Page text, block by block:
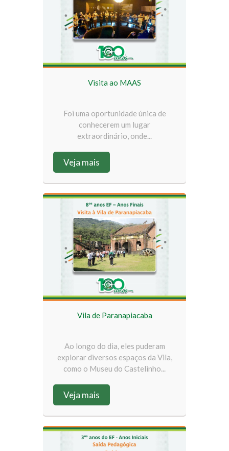
Visita ao MAAS
Foi uma oportunidade única de
conhecerem um lugar
extraordinário, onde...
Veja mais
Vila de Paranapiacaba
Ao longo do dia, eles puderam
explorar diversos espaços da Vila,
como o Museu do Castelinho...
Veja mais